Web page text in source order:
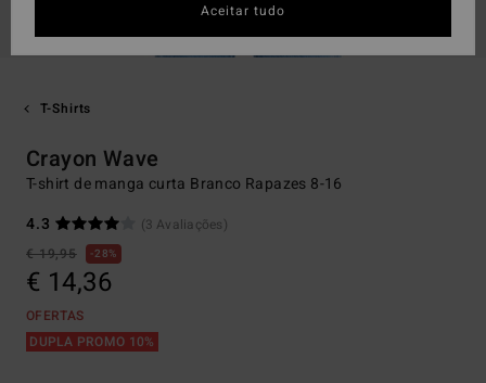
T-Shirts
Crayon Wave
T-shirt de manga curta Branco Rapazes 8-16
4.3
(3 Avaliações)
€ 19,95
28%
€ 14,36
OFERTAS
DUPLA PROMO 10%
Aceitar tudo